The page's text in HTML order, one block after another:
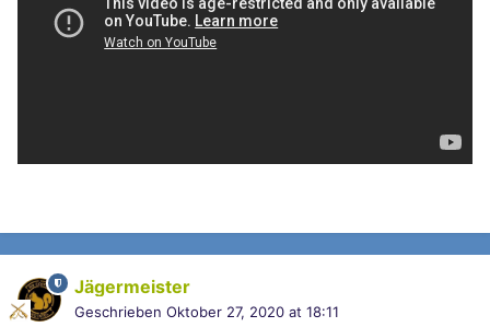
Jägermeister
Geschrieben Oktober 27, 2020 at 18:11